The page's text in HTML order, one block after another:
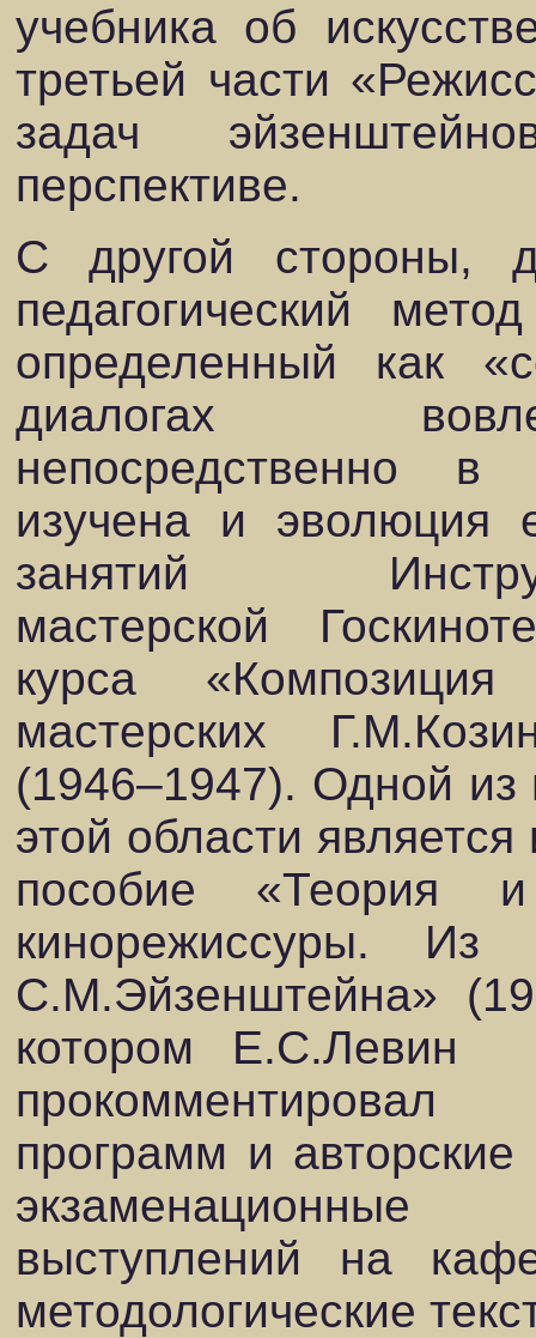
учебника об
третьей части
задач
перспективе.
С другой стороны,
педагогический
определенный как
диалогах
непосредственно
изучена и эволюция
занятий
мастерской
курса
«Композиция
мастерских
(1946–1947). Одной из
этой области
пособие «Теория и
кинорежиссуры. Из
С.М.Эйзенштейна»
котором Е.С.Левин
прокомментировал
программ и
экзаменационные
выступлений на
методологические